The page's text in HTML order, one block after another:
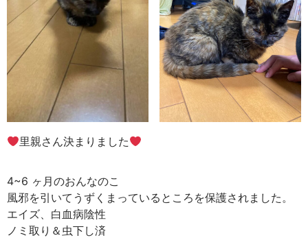
里親さん決まりました
4~6 ヶ月のおんなのこ
風邪を引いてうずくまっているところを保護されました。
エイズ、白血病陰性
ノミ取り＆虫下し済